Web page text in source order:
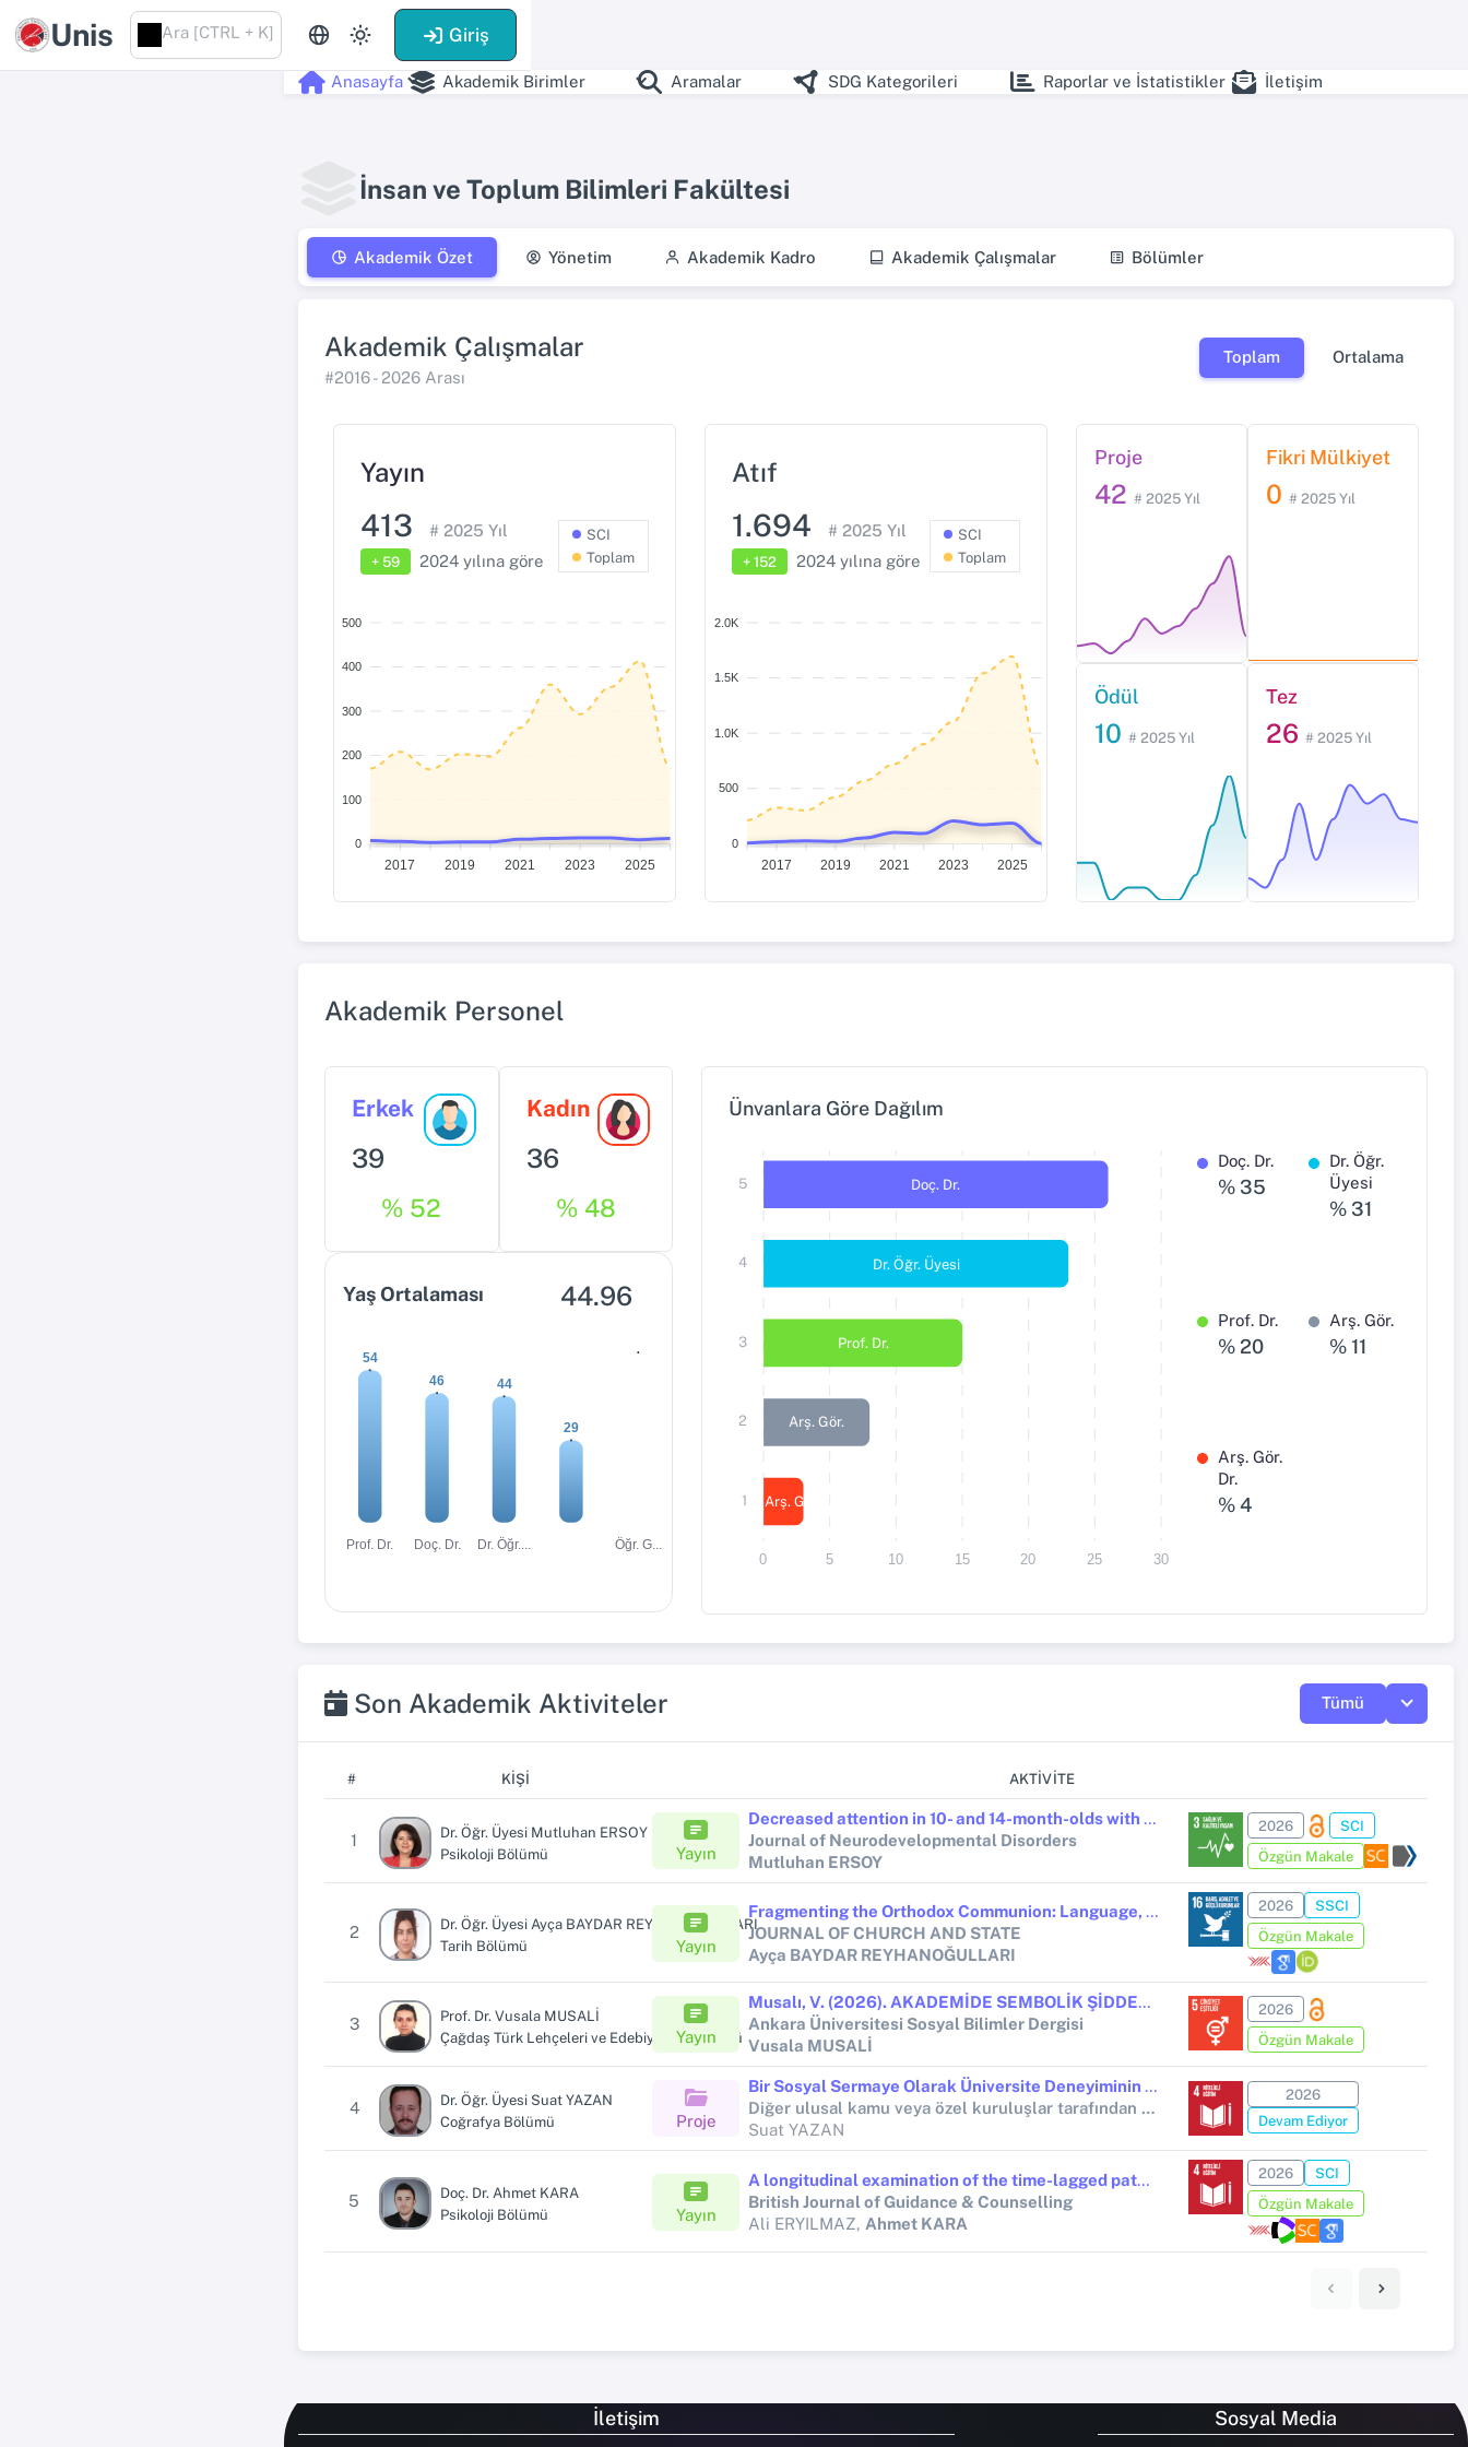
Unis Ara [CTRL + K] Giriş
Anasayfa Akademik Birimler Aramalar SDG Kategorileri Raporlar ve İstatistikler İletişim
İnsan ve Toplum Bilimleri Fakültesi
Akademik Özet Yönetim Akademik Kadro Akademik Çalışmalar Bölümler
Akademik Çalışmalar
#2016 - 2026 Arası
Toplam Ortalama
Yayın
413 # 2025 Yıl
+ 59 2024 yılına göre
SCI
Toplam
500
400
300
200
100
0
2017 2019 2021 2023 2025
Atıf
1.694 # 2025 Yıl
+ 152 2024 yılına göre
SCI
Toplam
2.0K
1.5K
1.0K
500
0
2017 2019 2021 2023 2025
Proje
42 # 2025 Yıl
Fikri Mülkiyet
0 # 2025 Yıl
Ödül
10 # 2025 Yıl
Tez
26 # 2025 Yıl
Akademik Personel
Erkek
39
% 52
Kadın
36
% 48
Yaş Ortalaması 44.96
Prof. Dr. Doç. Dr. Dr. Öğr.... Öğr. G...
54
46
44
29
Ünvanlara Göre Dağılım
Doç. Dr.
Dr. Öğr. Üyesi
Prof. Dr.
Arş. Gör.
Arş. Gör. Dr.
5
4
3
2
1
30
25
20
15
10
5
0
Doç. Dr.
% 35
Dr. Öğr.
Üyesi
% 31
Prof. Dr.
% 20
Arş. Gör.
% 11
Arş. Gör.
Dr.
% 4
Son Akademik Aktiviteler Tümü
# KIŞI AKTIVITE
1
Dr. Öğr. Üyesi Mutluhan ERSOY
Psikoloji Bölümü
Yayın
Decreased attention in 10- and 14-month-olds with neurofibromatosis type 1 and association with later ADHD traits
Journal of Neurodevelopmental Disorders
Mutluhan ERSOY
2026
SCI
Özgün Makale
2
Dr. Öğr. Üyesi Ayça BAYDAR REYHANOĞULLARI
Tarih Bölümü
Yayın
Fragmenting the Orthodox Communion: Language, Loyalty, and the Making of National Orthodoxy in the Late Ottoman Period
JOURNAL OF CHURCH AND STATE
Ayça BAYDAR REYHANOĞULLARI
2026
SSCI
Özgün Makale
3
Prof. Dr. Vusala MUSALİ
Çağdaş Türk Lehçeleri ve Edebiyatları Bölümü
Yayın
Musalı, V. (2026). AKADEMİDE SEMBOLİK ŞİDDET VE ETİK SORUNLAR: BİR ROMANIN GERÇEKLİK TEMSİLİ. Ankara Üniversitesi Sosyal Bilimler Dergisi, 17(2), 291-305. https://izlik.org/JA84TL87LK
Ankara Üniversitesi Sosyal Bilimler Dergisi
Vusala MUSALİ
2026
Özgün Makale
4
Dr. Öğr. Üyesi Suat YAZAN
Coğrafya Bölümü
Proje
Bir Sosyal Sermaye Olarak Üniversite Deneyiminin Afet Sonrasında Yer Bağlılığı Üzerindeki Etkisini Anlamak: 6 Şubat 2023 Kahramanmaraş Depremleri Örneği
Diğer ulusal kamu veya özel kuruluşlar tarafından desteklenen bilimsel araştırma projeleri (Tübitak 2209)
Suat YAZAN
2026
Devam Ediyor
5
Doç. Dr. Ahmet KARA
Psikoloji Bölümü
Yayın
A longitudinal examination of the time-lagged pathways between career adaptability, career engagement, and life satisfaction
British Journal of Guidance & Counselling
Ali ERYILMAZ, Ahmet KARA
2026
SCI
Özgün Makale
İletişim Sosyal Media